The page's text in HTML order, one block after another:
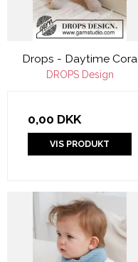
Drops - Daytime Cora
DROPS Design
0,00 DKK
VIS PRODUKT